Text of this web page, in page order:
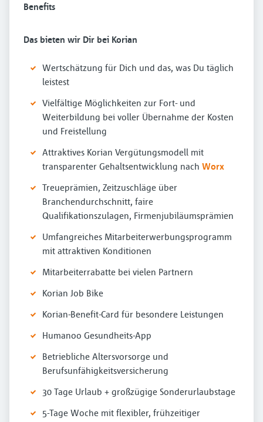
Benefits
Das bieten wir Dir bei Korian
Wertschätzung für Dich und das, was Du täglich
leistest
Vielfältige Möglichkeiten zur Fort- und
Weiterbildung bei voller Übernahme der Kosten
und Freistellung
Attraktives Korian Vergütungsmodell mit
transparenter Gehaltsentwicklung nach Worx
Treueprämien, Zeitzuschläge über
Branchendurchschnitt, faire
Qualifikationszulagen, Firmenjubiläumsprämien
Umfangreiches Mitarbeiterwerbungsprogramm
mit attraktiven Konditionen
Mitarbeiterrabatte bei vielen Partnern
Korian Job Bike
Korian-Benefit-Card für besondere Leistungen
Humanoo Gesundheits-App
Betriebliche Altersvorsorge und
Berufsunfähigkeitsversicherung
30 Tage Urlaub + großzügige Sonderurlaubstage
5-Tage Woche mit flexibler, frühzeitiger